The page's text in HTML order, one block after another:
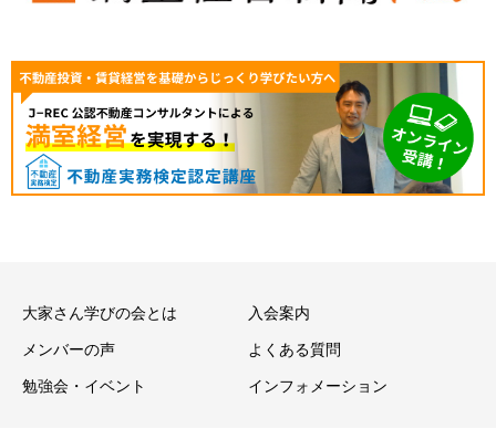
大家さん学びの会とは 入会案内
メンバーの声 よくある質問
勉強会・イベント インフォメーション